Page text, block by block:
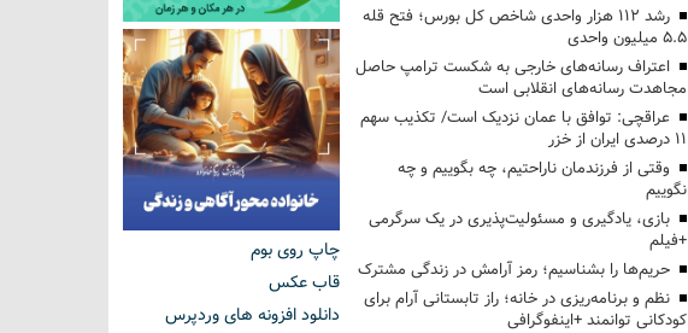
رشد ۱۱۲ هزار واحدی شاخص کل بورس؛ فتح قله
۵.۵ میلیون واحدی
اعتراف رسانه‌های خارجی به شکست ترامپ حاصل
مجاهدت رسانه‌های انقلابی است
عراقچی: توافق با عمان نزدیک است/ تکذیب سهم
۱۱ درصدی ایران از خزر
وقتی از فرزندمان ناراحتیم، چه بگوییم و چه
نگوییم
بازی، یادگیری و مسئولیت‌پذیری در یک سرگرمی
+فیلم
حریم‌ها را بشناسیم؛ رمز آرامش در زندگی مشترک
نظم و برنامه‌ریزی در خانه؛ راز تابستانی آرام برای
کودکانی توانمند +اینفوگرافی
چاپ روی بوم
قاب عکس
دانلود افزونه های وردپرس